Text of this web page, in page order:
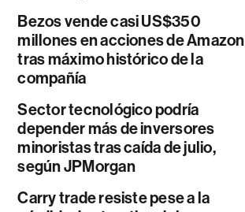
Bezos vende casi US$350
millones en acciones de Amazon
tras máximo histórico de la
compañía
Sector tecnológico podría
depender más de inversores
minoristas tras caída de julio,
según JPMorgan
Carry trade resiste pese a la